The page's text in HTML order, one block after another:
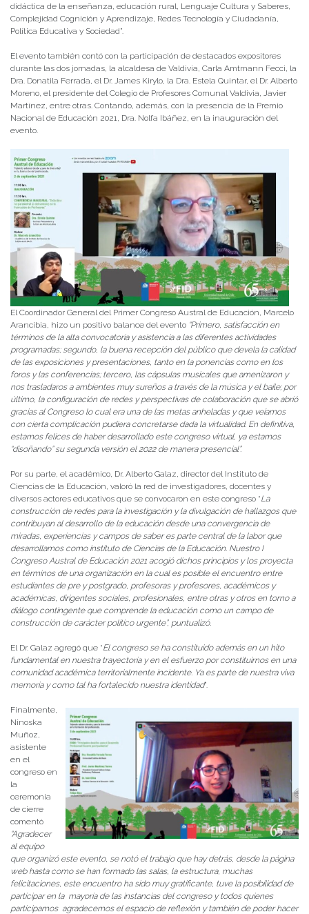
didáctica de la enseñanza, educación rural, Lenguaje Cultura y Saberes,
Complejidad Cognición y Aprendizaje, Redes Tecnología y Ciudadanía,
Política Educativa y Sociedad”.
El evento también contó con la participación de destacados expositores
durante las dos jornadas, la alcaldesa de Valdivia, Carla Amtmann Fecci, la
Dra. Donatila Ferrada, el Dr. James Kirylo, la Dra. Estela Quintar, el Dr. Alberto
Moreno, el presidente del Colegio de Profesores Comunal Valdivia, Javier
Martínez, entre otras. Contando, además, con la presencia de la Premio
Nacional de Educación 2021, Dra. Nolfa Ibáñez, en la inauguración del
evento.
El Coordinador General del Primer Congreso Austral de Educación, Marcelo
Arancibia, hizo un positivo balance del evento “Primero, satisfacción en
términos de la alta convocatoria y asistencia a las diferentes actividades
programadas; segundo, la buena recepción del público que devela la calidad
de las exposiciones y presentaciones, tanto en la ponencias como en los
foros y las conferencias; tercero, las cápsulas musicales que amenizaron y
nos trasladaros a ambientes muy sureños a través de la música y el baile; por
último, la configuración de redes y perspectivas de colaboración que se abrió
gracias al Congreso lo cual era una de las metas anheladas y que veíamos
con cierta complicación pudiera concretarse dada la virtualidad. En definitiva,
estamos felices de haber desarrollado este congreso virtual, ya estamos
“disoñando” su segunda versión el 2022 de manera presencial”.
Por su parte, el académico, Dr. Alberto Galaz, director del Instituto de
Ciencias de la Educación, valoró la red de investigadores, docentes y
diversos actores educativos que se convocaron en este congreso “La
construcción de redes para la investigación y la divulgación de hallazgos que
contribuyan al desarrollo de la educación desde una convergencia de
miradas, experiencias y campos de saber es parte central de la labor que
desarrollamos como instituto de Ciencias de la Educación. Nuestro I
Congreso Austral de Educación 2021 acogió dichos principios y los proyecta
en términos de una organización en la cual es posible el encuentro entre
estudiantes de pre y postgrado, profesoras y profesores, académicos y
académicas, dirigentes sociales, profesionales, entre otras y otros en torno a
diálogo contingente que comprende la educación como un campo de
construcción de carácter político urgente”, puntualizó.
El Dr. Galaz agregó que “El congreso se ha constituido además en un hito
fundamental en nuestra trayectoria y en el esfuerzo por constituirnos en una
comunidad académica territorialmente incidente. Ya es parte de nuestra viva
memoria y como tal ha fortalecido nuestra identidad”.
Finalmente,
Ninoska
Muñoz,
asistente
en el
congreso en
la
ceremonia
de cierre
comentó
“Agradecer
al equipo
que organizó este evento, se notó el trabajo que hay detrás, desde la página
web hasta como se han formado las salas, la estructura, muchas
felicitaciones, este encuentro ha sido muy gratificante, tuve la posibilidad de
participar en la mayoría de las instancias del congreso y todos quienes
participamos agradecemos el espacio de reflexión y también de poder hacer